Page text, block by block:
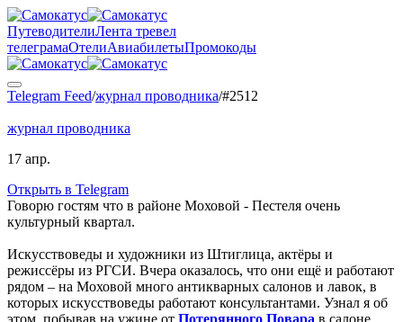
ПутеводителиЛента тревел
телеграмаОтелиАвиабилетыПромокоды
Telegram Feed/журнал проводника/#2512
журнал проводника
17 апр.
Открыть в Telegram
Говорю гостям что в районе Моховой - Пестеля очень
культурный квартал.
Искусствоведы и художники из Штиглица, актёры и
режиссёры из РГСИ. Вчера оказалось, что они ещё и работают
рядом – на Моховой много антикварных салонов и лавок, в
которых искусствоведы работают консультантами. Узнал я об
этом, побывав на ужине от Потерянного Повара в салоне